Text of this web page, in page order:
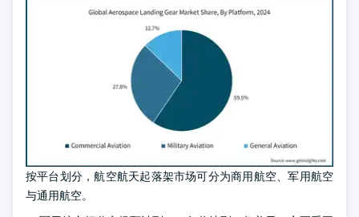
按平台划分，航空航天起落架市场可分为商用航空、军用航空
与通用航空。